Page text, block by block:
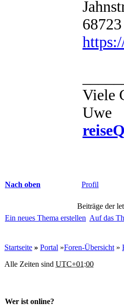
Viele
Uwe
Nach oben Profil
Beiträge der
Ein neues Thema erstellen Auf das
Startseite » Portal »Foren-Übersicht »
Alle Zeiten sind UTC+01:00
Wer ist online?